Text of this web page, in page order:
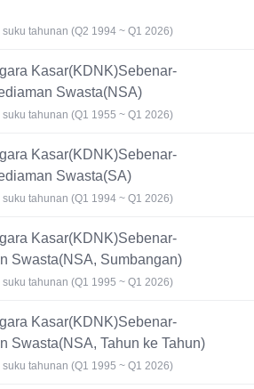
tahunan (Q2 1994 ~ Q1 2026)
Kasar(KDNK)Sebenar-
Swasta(NSA)
tahunan (Q1 1955 ~ Q1 2026)
Kasar(KDNK)Sebenar-
Swasta(SA)
tahunan (Q1 1994 ~ Q1 2026)
Kasar(KDNK)Sebenar-
Swasta(NSA, Sumbangan)
tahunan (Q1 1995 ~ Q1 2026)
Kasar(KDNK)Sebenar-
Swasta(NSA, Tahun ke Tahun)
tahunan (Q1 1995 ~ Q1 2026)